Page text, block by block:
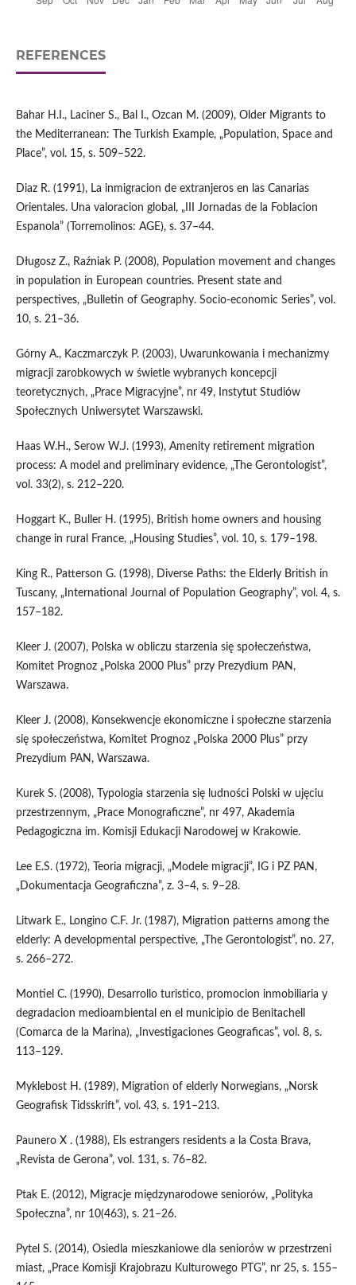
REFERENCES
Bahar H.I., Laciner S., Bal I., Ozcan M. (2009), Older Migrants to
the Mediterranean: The Turkish Example, „Population, Space and
Place”, vol. 15, s. 509–522.
Diaz R. (1991), La inmigracion de extranjeros en las Canarias
Orientales. Una valoracion global, „III Jornadas de la Foblacion
Espanola” (Torremolinos: AGE), s. 37–44.
Długosz Z., Raźniak P. (2008), Population movement and changes
in population in European countries. Present state and
perspectives, „Bulletin of Geography. Socio‑economic Series”, vol.
10, s. 21–36.
Górny A., Kaczmarczyk P. (2003), Uwarunkowania i mechanizmy
migracji zarobkowych w świetle wybranych koncepcji
teoretycznych, „Prace Migracyjne”, nr 49, Instytut Studiów
Społecznych Uniwersytet Warszawski.
Haas W.H., Serow W.J. (1993), Amenity retirement migration
process: A model and preliminary evidence, „The Gerontologist”,
vol. 33(2), s. 212–220.
Hoggart K., Buller H. (1995), British home owners and housing
change in rural France, „Housing Studies”, vol. 10, s. 179–198.
King R., Patterson G. (1998), Diverse Paths: the Elderly British in
Tuscany, „International Journal of Population Geography”, vol. 4, s.
157–182.
Kleer J. (2007), Polska w obliczu starzenia się społeczeństwa,
Komitet Prognoz „Polska 2000 Plus” przy Prezydium PAN,
Warszawa.
Kleer J. (2008), Konsekwencje ekonomiczne i społeczne starzenia
się społeczeństwa, Komitet Prognoz „Polska 2000 Plus” przy
Prezydium PAN, Warszawa.
Kurek S. (2008), Typologia starzenia się ludności Polski w ujęciu
przestrzennym, „Prace Monograficzne”, nr 497, Akademia
Pedagogiczna im. Komisji Edukacji Narodowej w Krakowie.
Lee E.S. (1972), Teoria migracji, „Modele migracji”, IG i PZ PAN,
„Dokumentacja Geograficzna”, z. 3–4, s. 9–28.
Litwark E., Longino C.F. Jr. (1987), Migration patterns among the
elderly: A developmental perspective, „The Gerontologist”, no. 27,
s. 266–272.
Montiel C. (1990), Desarrollo turistico, promocion inmobiliaria y
degradacion medioambiental en el municipio de Benitachell
(Comarca de la Marina), „Investigaciones Geograficas”, vol. 8, s.
113–129.
Myklebost H. (1989), Migration of elderly Norwegians, „Norsk
Geografisk Tidsskrift”, vol. 43, s. 191–213.
Paunero X . (1988), Els estrangers residents a la Costa Brava,
„Revista de Gerona”, vol. 131, s. 76–82.
Ptak E. (2012), Migracje międzynarodowe seniorów, „Polityka
Społeczna”, nr 10(463), s. 21–26.
Pytel S. (2014), Osiedla mieszkaniowe dla seniorów w przestrzeni
miast, „Prace Komisji Krajobrazu Kulturowego PTG”, nr 25, s. 155–